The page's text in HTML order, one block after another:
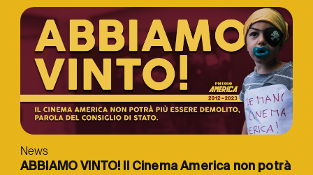
News
ABBIAMO VINTO! Il Cinema America non potrà